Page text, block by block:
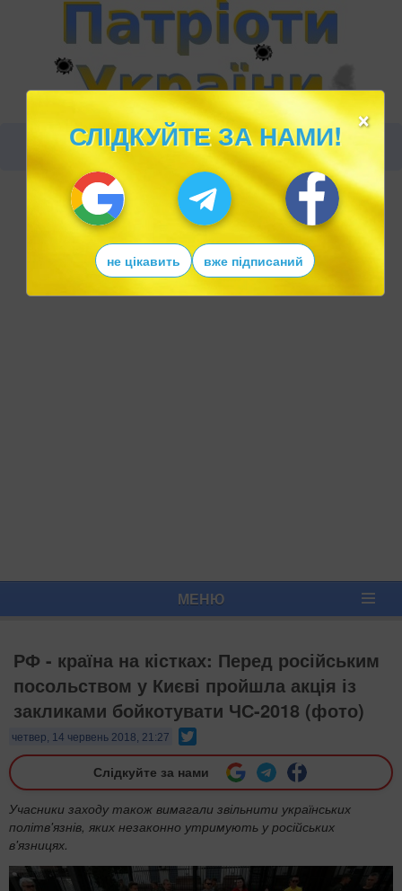
МЕНЮ
РФ - країна на кістках: Перед російським
посольством у Києві пройшла акція із
закликами бойкотувати ЧС-2018 (фото)
четвер, 14 червень 2018, 21:27
Слідкуйте за нами
Учасники заходу також вимагали звільнити українських
політв'язнів, яких незаконно утримують у російських
в'язницях.
×
СЛІДКУЙТЕ ЗА НАМИ!
не цікавить вже підписаний